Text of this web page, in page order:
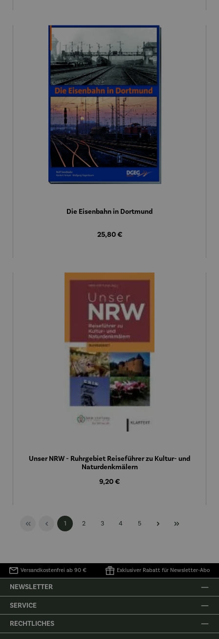
Die Eisenbahn in Dortmund
Regulärer Preis:
25,80 €
Unser NRW - Ruhrgebiet Reiseführer zu Kultur- und
Naturdenkmälern
Regulärer Preis:
9,20 €
Seite
1 Seite
2 Seite
3 Seite
4 Seite
5
Versandkostenfrei ab 90 € Exklusiver Rabatt für Newsletter-Abo
NEWSLETTER
SERVICE
RECHTLICHES